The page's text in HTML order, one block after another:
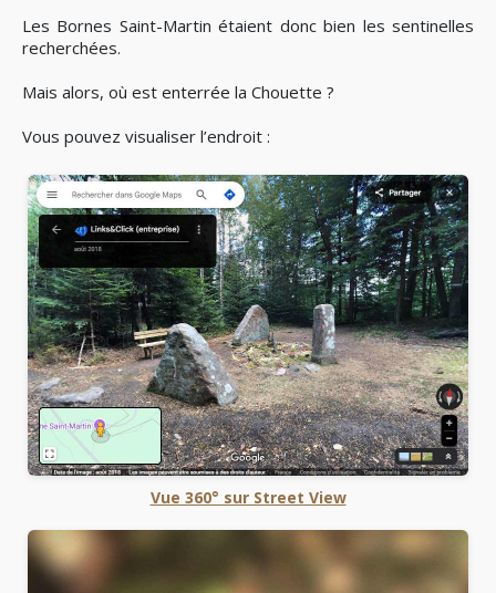
Les Bornes Saint-Martin étaient donc bien les sentinelles
recherchées.
Mais alors, où est enterrée la Chouette ?
Vous pouvez visualiser l’endroit :
Vue 360° sur Street View